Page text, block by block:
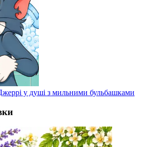
у душі з мильними бульбашками